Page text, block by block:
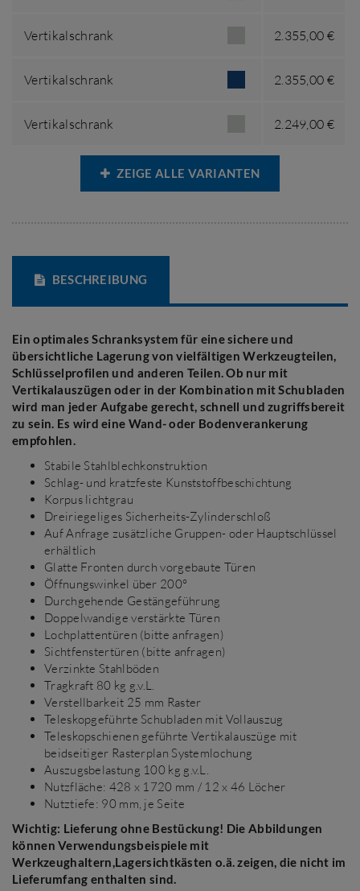
Vertikalschrank 2.355,00 €
Vertikalschrank 2.355,00 €
Vertikalschrank 2.249,00 €
ZEIGE ALLE VARIANTEN
BESCHREIBUNG
Ein optimales Schranksystem für eine sichere und
übersichtliche Lagerung von vielfältigen Werkzeugteilen,
Schlüsselprofilen und anderen Teilen. Ob nur mit
Vertikalauszügen oder in der Kombination mit Schubladen
wird man jeder Aufgabe gerecht, schnell und zugriffsbereit
zu sein. Es wird eine Wand- oder Bodenverankerung
empfohlen.
Stabile Stahlblechkonstruktion
Schlag- und kratzfeste Kunststoffbeschichtung
Korpus lichtgrau
Dreiriegeliges Sicherheits-Zylinderschloß
Auf Anfrage zusätzliche Gruppen- oder Hauptschlüssel
erhältlich
Glatte Fronten durch vorgebaute Türen
Öffnungswinkel über 200°
Durchgehende Gestängeführung
Doppelwandige verstärkte Türen
Lochplattentüren (bitte anfragen)
Sichtfenstertüren (bitte anfragen)
Verzinkte Stahlböden
Tragkraft 80 kg g.v.L.
Verstellbarkeit 25 mm Raster
Teleskopgeführte Schubladen mit Vollauszug
Teleskopschienen geführte Vertikalauszüge mit
beidseitiger Rasterplan Systemlochung
Auszugsbelastung 100 kg g.v.L.
Nutzfläche: 428 x 1720 mm / 12 x 46 Löcher
Nutztiefe: 90 mm, je Seite
Wichtig: Lieferung ohne Bestückung! Die Abbildungen
können Verwendungsbeispiele mit
Werkzeughaltern,Lagersichtkästen o.ä. zeigen, die nicht im
Lieferumfang enthalten sind.